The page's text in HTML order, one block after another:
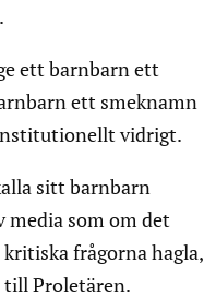
ett barnbarn ett
ett smeknamn
vidrigt.
sitt barnbarn
som om det
frågorna hagla,
till Proletären.